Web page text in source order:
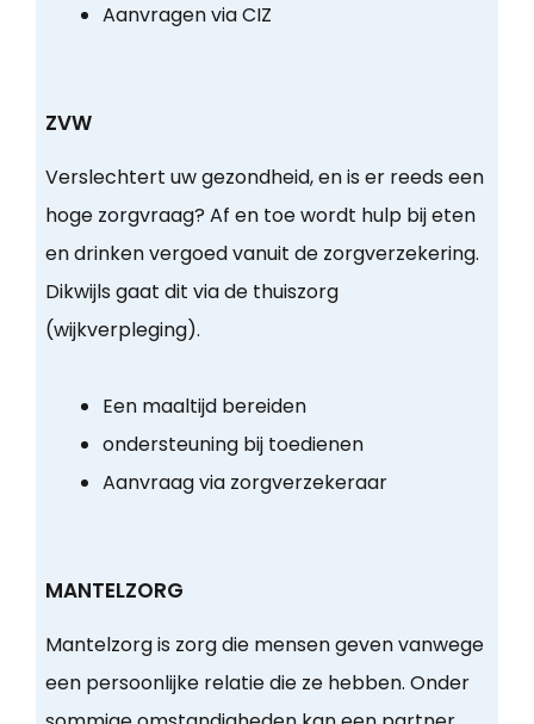
Aanvragen via CIZ
ZVW
Verslechtert uw gezondheid, en is er reeds een
hoge zorgvraag? Af en toe wordt hulp bij eten
en drinken vergoed vanuit de zorgverzekering.
Dikwijls gaat dit via de thuiszorg
(wijkverpleging).
Een maaltijd bereiden
ondersteuning bij toedienen
Aanvraag via zorgverzekeraar
MANTELZORG
Mantelzorg is zorg die mensen geven vanwege
een persoonlijke relatie die ze hebben. Onder